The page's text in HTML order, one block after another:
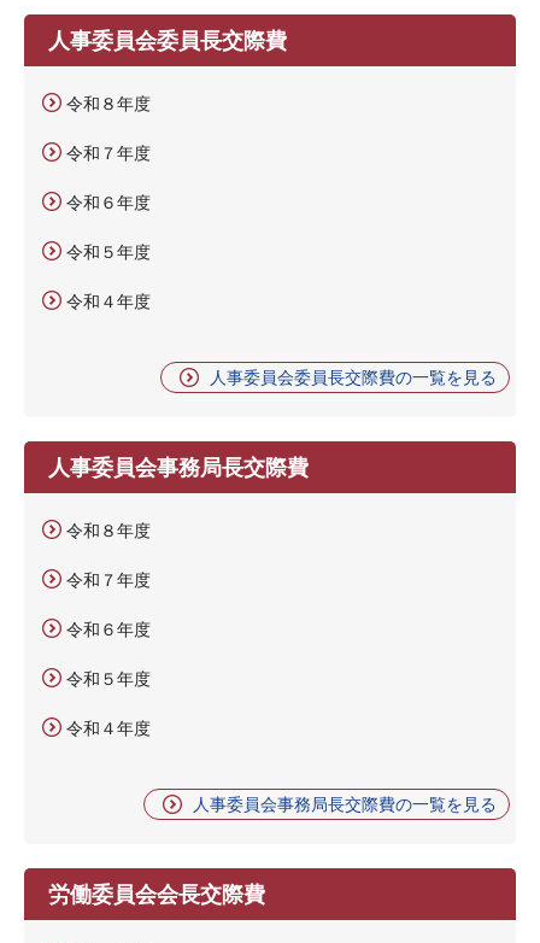
人事委員会委員長交際費
令和８年度
令和７年度
令和６年度
令和５年度
令和４年度
人事委員会委員長交際費の一覧を見る
人事委員会事務局長交際費
令和８年度
令和７年度
令和６年度
令和５年度
令和４年度
人事委員会事務局長交際費の一覧を見る
労働委員会会長交際費